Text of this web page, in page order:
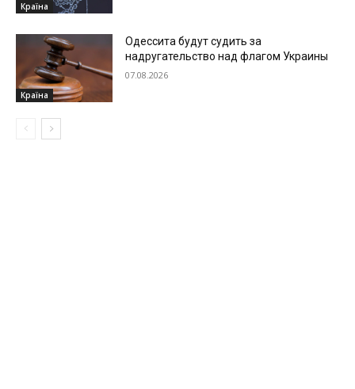
Країна
Країна
Одессита будут судить за
надругательство над флагом Украины
07.08.2026